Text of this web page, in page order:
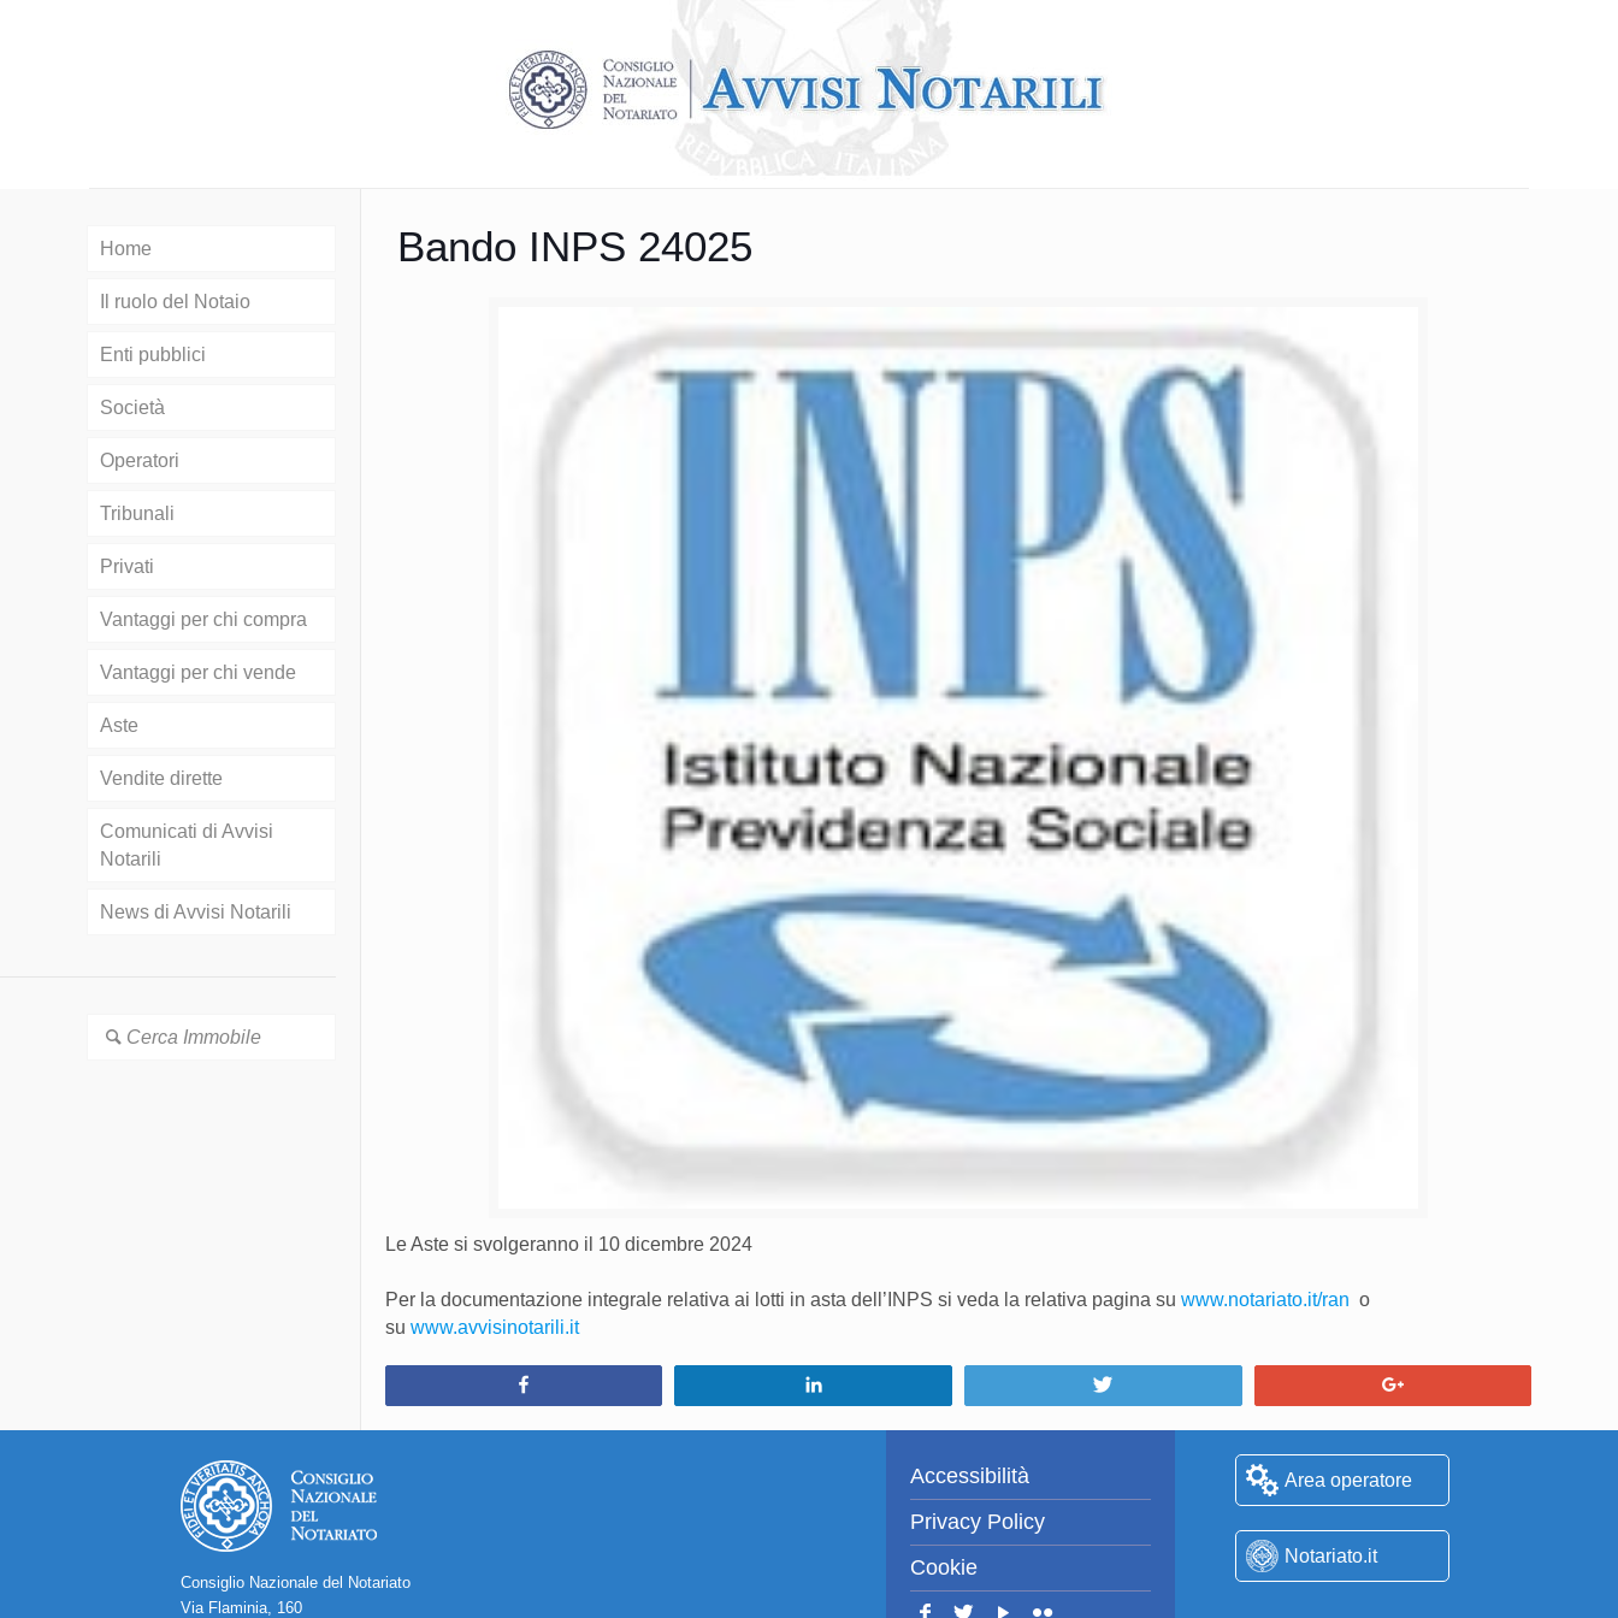
Bando INPS 24025
Le Aste si svolgeranno il 10 dicembre 2024
Per la documentazione integrale relativa ai lotti in asta dell’INPS si veda la relativa pagina su www.notariato.it/ran o
su www.avvisinotarili.it
Home
Il ruolo del Notaio
Enti pubblici
Società
Operatori
Tribunali
Privati
Vantaggi per chi compra
Vantaggi per chi vende
Aste
Vendite dirette
Comunicati di Avvisi
Notarili
News di Avvisi Notarili
Cerca Immobile
Area operatore
Notariato.it
Accessibilità
Privacy Policy
Cookie
Consiglio Nazionale del Notariato
Via Flaminia, 160